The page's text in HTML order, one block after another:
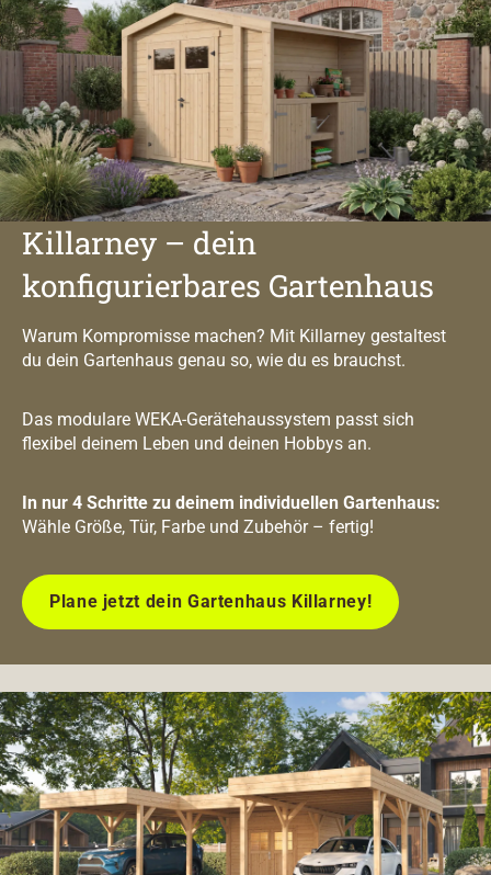
Killarney – dein
konfigurierbares Gartenhaus
Warum Kompromisse machen? Mit Killarney gestaltest
du dein Gartenhaus genau so, wie du es brauchst.
Das modulare WEKA-Gerätehaussystem passt sich
flexibel deinem Leben und deinen Hobbys an.
In nur 4 Schritte zu deinem individuellen Gartenhaus:
Wähle Größe, Tür, Farbe und Zubehör – fertig!
Plane jetzt dein Gartenhaus Killarney!